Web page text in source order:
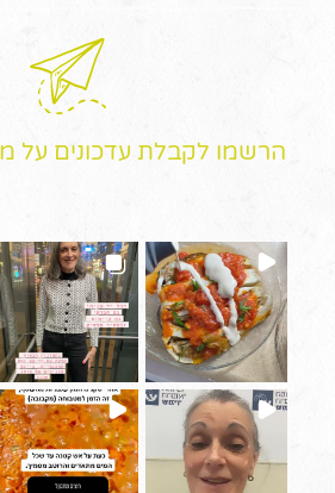
הרשמו לקבלת עדכונים על